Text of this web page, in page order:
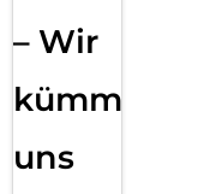
– Wir
kümmern
uns